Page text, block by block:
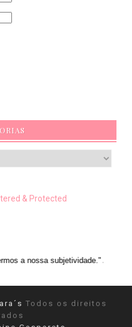
ANAIS NIN
Todos os direitos